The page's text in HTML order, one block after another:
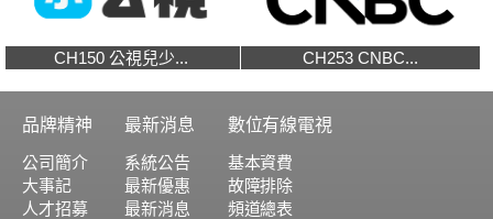
CH150 公視兒少... CH253 CNBC...
品牌精神
公司簡介
大事記
人才招募
最新消息
系統公告
最新優惠
最新消息
數位有線電視
基本資費
故障排除
頻道總表